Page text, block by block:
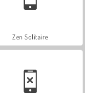
Zen Solitaire